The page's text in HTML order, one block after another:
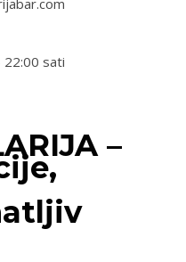
22:00 sati
–